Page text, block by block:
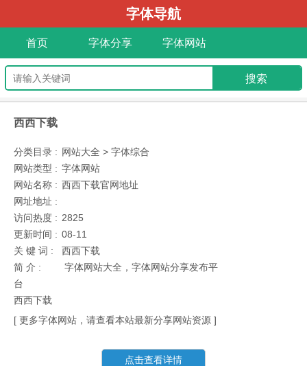
字体导航
首页 字体分享 字体网站
西西下载
分类目录 : 网站大全 > 字体综合
网站类型 : 字体网站
网站名称 : 西西下载官网地址
网址地址 :
访问热度 : 2825
更新时间 : 08-11
关 键 词 :
西西下载
简 介 :
字体网站大全，字体网站分享发布平
台
西西下载
[ 更多字体网站，请查看本站最新分享网站资源 ]
点击查看详情